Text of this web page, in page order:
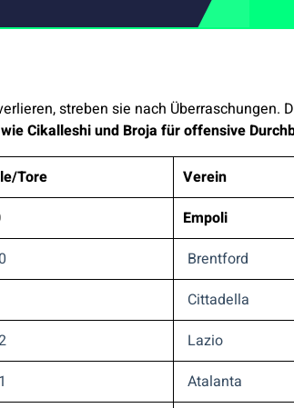
streben sie nach Überraschungen.
Cikalleshi und Broja für offensive
Tore
Verein
Empoli
Brentford
Cittadella
Lazio
Atalanta